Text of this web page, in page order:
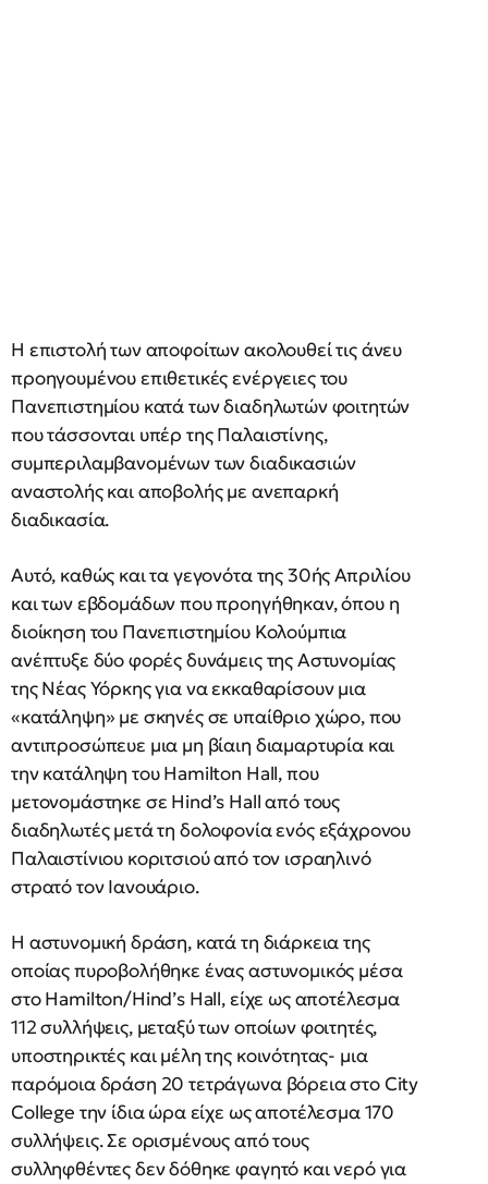
Η επιστολή των αποφοίτων ακολουθεί τις άνευ
προηγουμένου επιθετικές ενέργειες του
Πανεπιστημίου κατά των διαδηλωτών φοιτητών
που τάσσονται υπέρ της Παλαιστίνης,
συμπεριλαμβανομένων των διαδικασιών
αναστολής και αποβολής με ανεπαρκή
διαδικασία.
Αυτό, καθώς και τα γεγονότα της 30ής Απριλίου
και των εβδομάδων που προηγήθηκαν, όπου η
διοίκηση του Πανεπιστημίου Κολούμπια
ανέπτυξε δύο φορές δυνάμεις της Αστυνομίας
της Νέας Υόρκης για να εκκαθαρίσουν μια
«κατάληψη» με σκηνές σε υπαίθριο χώρο, που
αντιπροσώπευε μια μη βίαιη διαμαρτυρία και
την κατάληψη του Hamilton Hall, που
μετονομάστηκε σε Hind’s Hall από τους
διαδηλωτές μετά τη δολοφονία ενός εξάχρονου
Παλαιστίνιου κοριτσιού από τον ισραηλινό
στρατό τον Ιανουάριο.
Η αστυνομική δράση, κατά τη διάρκεια της
οποίας πυροβολήθηκε ένας αστυνομικός μέσα
στο Hamilton/Hind’s Hall, είχε ως αποτέλεσμα
112 συλλήψεις, μεταξύ των οποίων φοιτητές,
υποστηρικτές και μέλη της κοινότητας- μια
παρόμοια δράση 20 τετράγωνα βόρεια στο City
College την ίδια ώρα είχε ως αποτέλεσμα 170
συλλήψεις. Σε ορισμένους από τους
συλληφθέντες δεν δόθηκε φαγητό και νερό για